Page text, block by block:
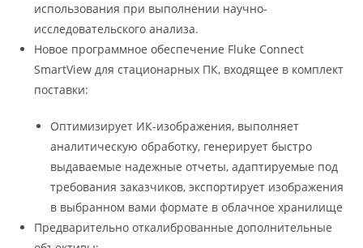
использования при выполнении научно-
исследовательского анализа.
Новое программное обеспечение Fluke Connect
SmartView для стационарных ПК, входящее в комплект
поставки:
Оптимизирует ИК-изображения, выполняет
аналитическую обработку, генерирует быстро
выдаваемые надежные отчеты, адаптируемые под
требования заказчиков, экспортирует изображения
в выбранном вами формате в облачное хранилище
Предварительно откалиброванные дополнительные